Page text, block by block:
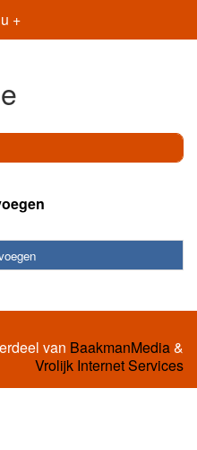
+
van BaakmanMedia&
Vrolijk Internet Services